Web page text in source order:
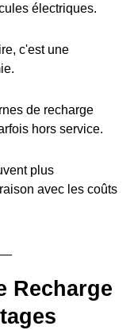
électriques.
c'est une
de recharge
hors service.
plus
avec les coûts
Recharge